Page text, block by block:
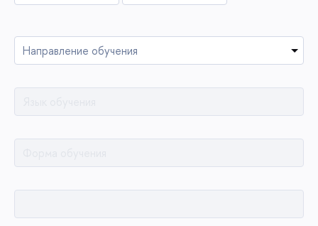
Направление обучения